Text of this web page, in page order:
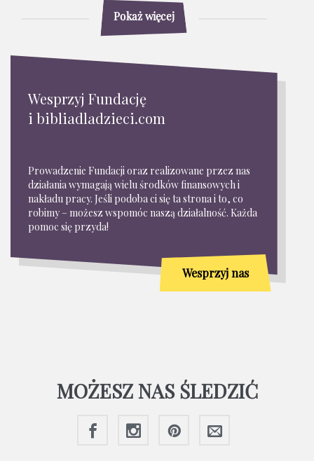
Pokaż więcej
Wesprzyj Fundację
i bibliadladzieci.com
Prowadzenie Fundacji oraz realizowane przez nas
działania wymagają wielu środków finansowych i
nakładu pracy. Jeśli podoba ci się ta strona i to, co
robimy – możesz wspomóc naszą działalność. Każda
pomoc się przyda!
Wesprzyj nas
MOŻESZ NAS ŚLEDZIĆ